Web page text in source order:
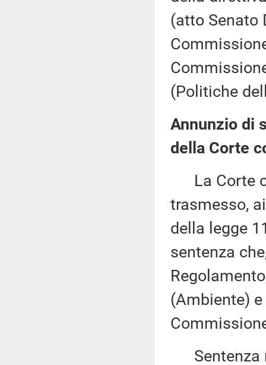
(atto Senato
(Politiche
Annunzio di
della Corte
La Corte
trasmesso,
della legge
sentenza
(Ambiente)
Sentenza